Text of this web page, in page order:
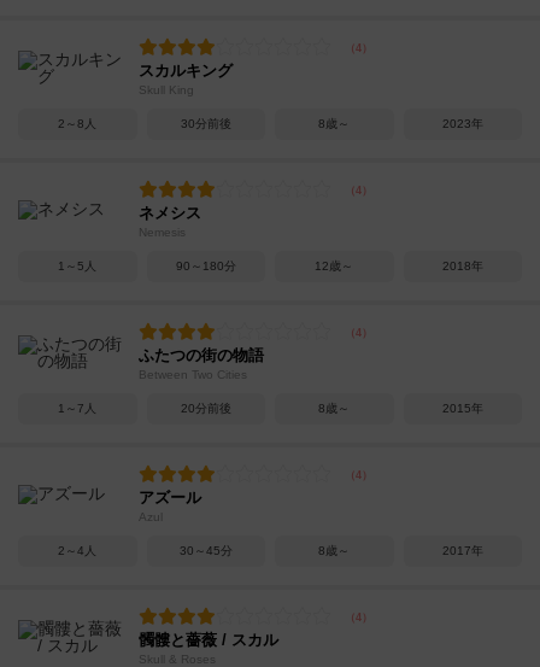
スカルキング
Skull King
2～8人 30分前後 8歳～ 2023年
ネメシス
Nemesis
1～5人 90～180分 12歳～ 2018年
ふたつの街の物語
Between Two Cities
1～7人 20分前後 8歳～ 2015年
アズール
Azul
2～4人 30～45分 8歳～ 2017年
髑髏と薔薇 / スカル
Skull & Roses